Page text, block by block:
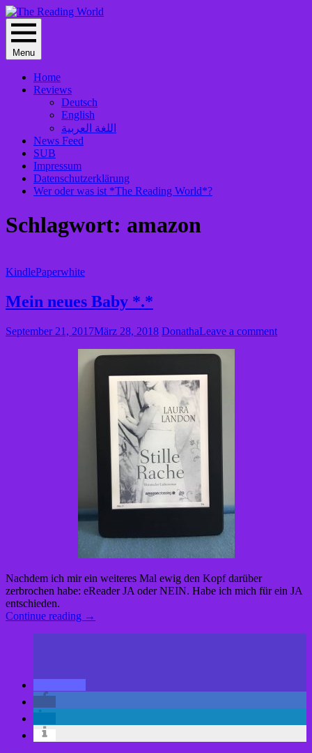
Skip
to
content
The Reading World
Menu
Home
Reviews
Deutsch
English
اللغة العربية
News Feed
SUB
Impressum
Datenschutzerklärung
Wer oder was ist *The Reading World*?
Schlagwort: amazon
neues
*.*
KindlePaperwhite
Mein neues Baby *.*
September 21, 2017März 28, 2018 DonathaLeave a comment
Nachdem ich mir ein weiteres Mal ewig den Kopf darüber
zerbrochen habe: eReader JA oder NEIN. Habe ich mich für ein JA
entschieden.
Continue reading “Mein
→